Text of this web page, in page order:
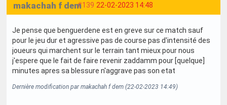
#139 22-02-2023 14:48
makachah f dem
Je pense que benguerdene est en greve sur ce match sauf
pour le jeu dur et agressive pas de course pas d'intensité des
joueurs qui marchent sur le terrain tant mieux pour nous
j'espere que le fait de faire revenir zaddamm pour [quelque]
minutes apres sa blessure n'aggrave pas son etat
Dernière modification par makachah f dem (22-02-2023 14:49)